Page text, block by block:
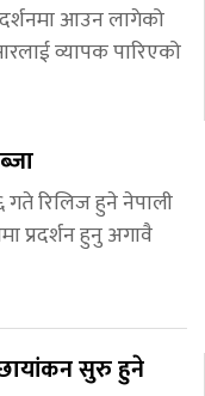
आउन लागेको
व्यापक पारिएको
रिलिज हुने नेपाली
प्रदर्शन हुनु अगावै
छायांकन सुरु हुने